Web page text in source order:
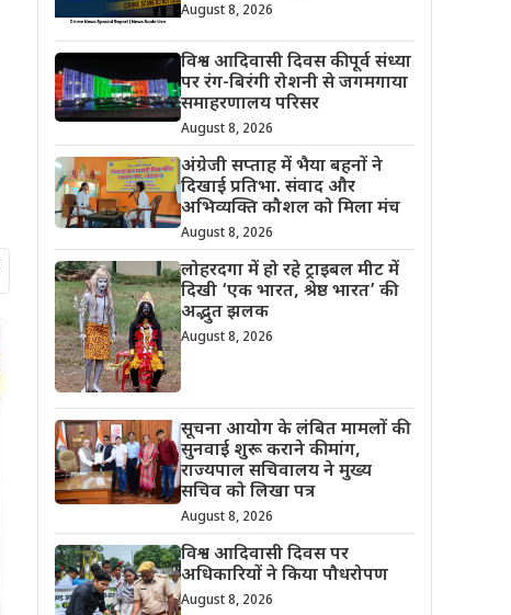
August 8, 2026
विश्व आदिवासी दिवस की पूर्व संध्या
पर रंग-बिरंगी रोशनी से जगमगाया
समाहरणालय परिसर
August 8, 2026
अंग्रेजी सप्ताह में भैया बहनों ने
दिखाई प्रतिभा. संवाद और
अभिव्यक्ति कौशल को मिला मंच
August 8, 2026
लोहरदगा में हो रहे ट्राइबल मीट में
दिखी ‘एक भारत, श्रेष्ठ भारत’ की
अद्भुत झलक
August 8, 2026
सूचना आयोग के लंबित मामलों की
सुनवाई शुरू कराने की मांग,
राज्यपाल सचिवालय ने मुख्य
सचिव को लिखा पत्र
August 8, 2026
विश्व आदिवासी दिवस पर
अधिकारियों ने किया पौधरोपण
August 8, 2026